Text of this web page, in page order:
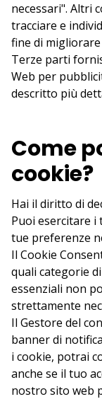
necessari". Altri
tracciare e
fine di
Terze parti
Web per
descritto più
Come
cookie?
Hai il diritto di
Puoi esercitare
tue preferenze
Il Cookie
quali categorie
essenziali non
strettamente
Il Gestore del
banner di
i cookie, potrai
anche se il tuo
nostro sito web